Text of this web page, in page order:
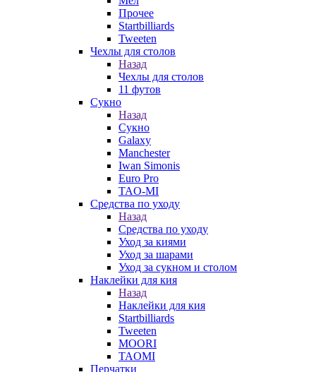
Прочее
Startbilliards
Tweeten
Чехлы для столов
Назад
Чехлы для столов
11 футов
Сукно
Назад
Сукно
Galaxy
Manchester
Iwan Simonis
Euro Pro
TAO-MI
Средства по уходу
Назад
Средства по уходу
Уход за киями
Уход за шарами
Уход за сукном и столом
Наклейки для кия
Назад
Наклейки для кия
Startbilliards
Tweeten
MOORI
TAOMI
Перчатки